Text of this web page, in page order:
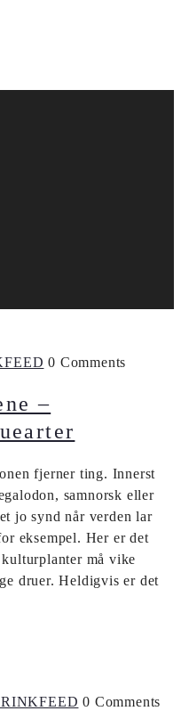
0 Comments
–
fjerner ting. Innerst
samnorsk eller
jo synd når verden lar
eksempel. Her er det
må vike
druer. Heldigvis er det
0 Comments